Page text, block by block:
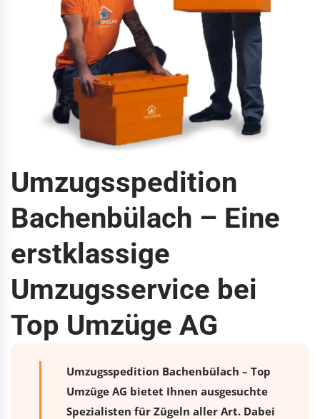
Umzugsspedition
Bachenbülach – Eine
erstklassige
Umzugsservice bei
Top Umzüge AG
Umzugsspedition Bachenbülach – Top
Umzüge AG bietet Ihnen ausgesuchte
Spezialisten für Zügeln aller Art. Dabei